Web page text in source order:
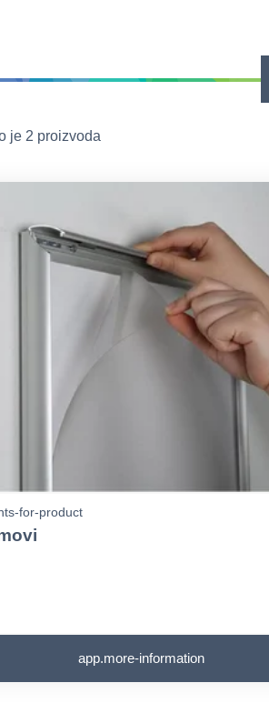
je 2 proizvoda
for-product
app.more-information